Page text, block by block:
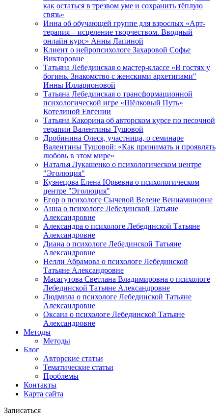
как остаться в трезвом уме и сохранить тёплую
связь»
Инна об обучающей группе для взрослых «Арт-
терапия – исцеление творчеством. Вводный
онлайн курс» Анны Лапиной
Клиент о нейропсихологе Захаровой Софье
Викторовне
Татьяна Лебединская о мастер-классе «В гостях у
богинь. Знакомство с женскими архетипами"
Инны Илларионовой
Татьяна Лебединская о трансформационной
психологической игре «Шёлковый Путь»
Котелиной Евгении
Татьяна Какорина об авторском курсе по песочной
терапии Валентины Тушовой
Дробинина Олеся, участница, о семинаре
Валентины Тушовой: «Как принимать и проявлять
любовь в этом мире»
Наталья Лукашенко о психологическом центре
"Эголюция"
Кузнецова Елена Юрьевна о психологическом
центре "Эголюция"
Егор о психологе Сычевой Велене Вениаминовне
Анна о психологе Лебединской Татьяне
Александровне
Александра о психологе Лебединской Татьяне
Александровне
Диана о психологе Лебединской Татьяне
Александровне
Нелли Абрамова о психологе Лебединской
Татьяне Александровне
Масагутова Светлана Владимировна о психологе
Лебединской Татьяне Александровне
Людмила о психологе Лебединской Татьяне
Александровне
Оксана о психологе Лебединской Татьяне
Александровне
Методы
Методы
Блог
Авторские статьи
Тематические статьи
Проблемы
Контакты
Карта сайта
Записаться